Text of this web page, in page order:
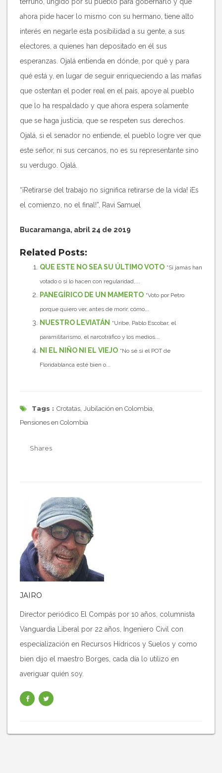
ahora pide hacer lo mismo con su hermano, tiene alto
interés en negarle esta posibilidad a su gente, a sus
electores, a quienes han depositado en él sus
esperanzas. Ojalá entienda en dónde, por qué y para
qué está y, en lugar de seguir enriqueciendo a las mafias
que ostentan el poder real en el país, apoye al pueblo
que lo ha respaldado y que ahora espera solamente
que se haga justicia, que se respeten sus derechos.
Ojalá, si el senador no entiende, el pueblo logre ver que
este señor, ni sus cercanos, no es su representante sino
su verdugo. Ojalá.
“¡Retirarse del trabajo no significa retirarse de la vida! ¡Es
el comienzo, no el final!”, Ravi Samuel
Bucaramanga, abril 24 de 2019
Related Posts:
QUE ESTE NO SEA SU ÚLTIMO VOTO “Si jamás han
votado o si lo hacen con regularidad,...
PANEGÍRICO DE UN MAMERTO “Voto por Petro
porque quiero ver, antes de morir, cómo...
NUESTRO LEVIATÁN “Uribe, Pablo Escobar, el
paramilitarismo, el narcotráfico y los medios...
NI EL NIÑO NI EL VIEJO “No sé si el POT de
Floridablanca esté bien o...
Tags : Crotatas Jubilación en Colombia
Pensiones en Colombia
Shares
JAIRO
Director periódico El Compás por 10 años, columnista
Vanguardia Liberal por 22 años, Ingeniero Civil con
especialización en Recursos Hídricos y Suelos y como
bien dijo el maestro Borges, cada día lo utilizo en
averiguar quién soy.